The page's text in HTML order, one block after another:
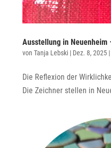
Ausstellung in Neuenheim
von Tanja Lebski| Dez. 8, 2025|
Die Reflexion der
Die Zeichner stellen in